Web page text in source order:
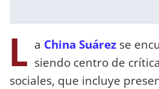
L a China Suárez se
siendo centro de
sociales, que incluye